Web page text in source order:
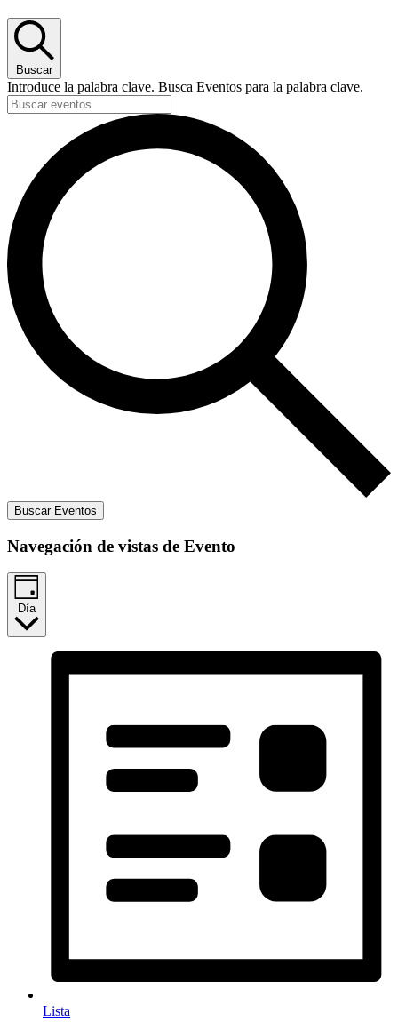
Buscar
Introduce la palabra clave. Busca Eventos para la palabra clave.
Buscar Eventos
Navegación de vistas de Evento
Día
Lista